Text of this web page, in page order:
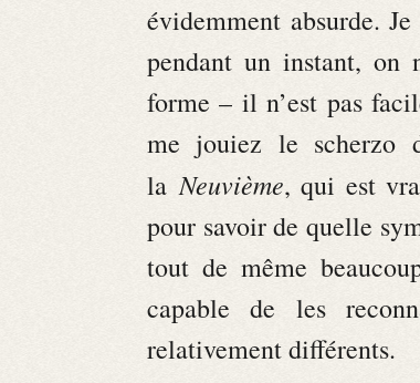
évidemment absurde.
pendant un instant, on
forme – il n’est pas
me jouiez le scherzo
laNeuvième, qui est
pour savoir de quelle
tout de même
capable de les
relativement différents.